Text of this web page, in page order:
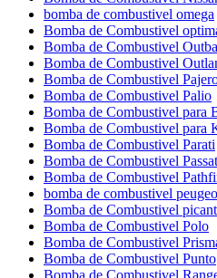
bomba de combustivel omega
Bomba de Combustivel
Bomba de Combustivel
Bomba de Combustivel
Bomba de Combustivel
Bomba de Combustivel Palio
Bomba de Combustivel para
Bomba de Combustivel para
Bomba de Combustivel Parati
Bomba de Combustivel Passat
Bomba de Combustivel
bomba de combustivel
Bomba de Combustivel
Bomba de Combustivel Polo
Bomba de Combustivel
Bomba de Combustivel Punto